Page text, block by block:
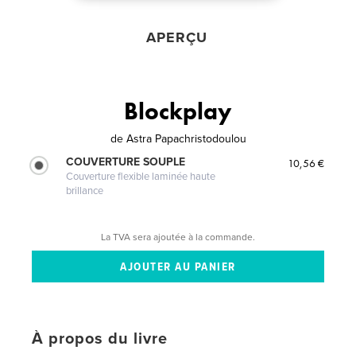
APERÇU
Blockplay
de Astra Papachristodoulou
COUVERTURE SOUPLE
Couverture flexible laminée haute
brillance
10,56 €
La TVA sera ajoutée à la commande.
À propos du livre